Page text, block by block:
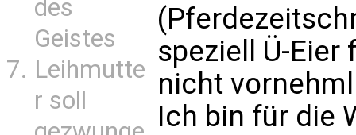
des
Geistes
Leihmutte
r soll
speziell Ü-
nicht
Ich bin für die